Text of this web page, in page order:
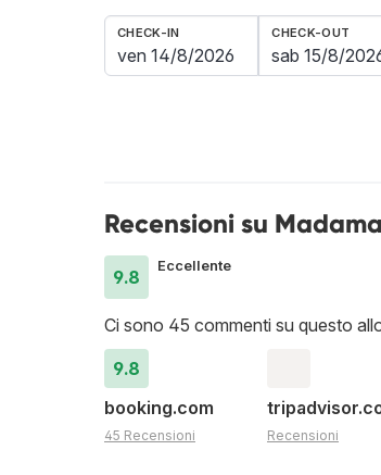
CHECK-IN CHECK-OUT
Recensioni su
9.8
Eccellente
Ci sono 45 commenti su questo
9.8
booking.com
45 Recensioni Recensioni